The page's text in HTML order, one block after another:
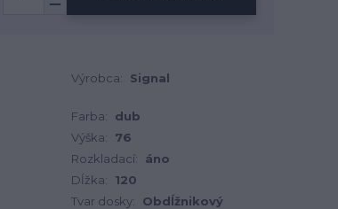
Výrobca: Signal
Farba:
dub
Výška:
76
Rozkladací:
áno
Dĺžka:
120
Tvar dosky: Obdĺžnikový